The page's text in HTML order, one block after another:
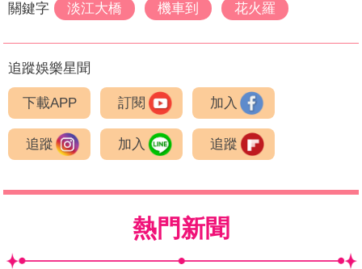
關鍵字 淡江大橋 機車到 花火羅
追蹤娛樂星聞
下載APP 訂閱 加入
追蹤 加入 追蹤
熱門新聞